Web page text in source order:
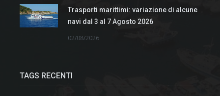
Trasporti marittimi: variazione di alcune
navi dal 3 al 7 Agosto 2026
02/08/2026
TAGS RECENTI